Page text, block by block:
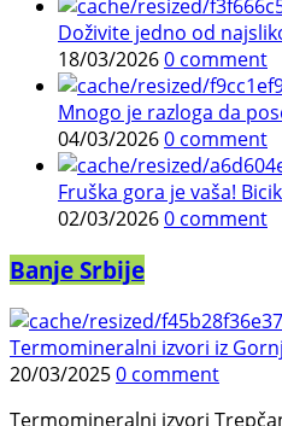
Doživite jedno od
18/03/20260 comment
Mnogo je razloga da
04/03/20260 comment
Fruška gora je vaša!
02/03/20260 comment
Banje Srbije
Termomineralni izvori iz
20/03/20250 comment
Termomineralni izvori